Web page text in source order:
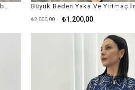
₺1.200,00
₺2.000,00